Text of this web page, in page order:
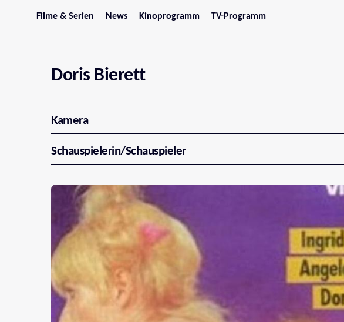
Filme & Serien
Trailer
Serienarchiv
News
Stars
Kinoprogramm
Jetzt im Kino
Oberösterreich
Tirol
Vorarlberg
TV-Programm
Doris Bierett
Kamera
Schauspielerin/Schauspieler